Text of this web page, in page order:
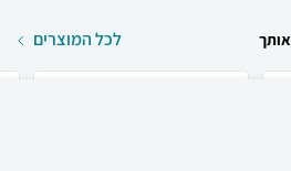
לכל המוצרים